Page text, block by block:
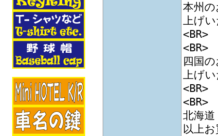
本州
上げ
<BR>
<BR>
四国
上げ
<BR>
<BR>
北海
以上